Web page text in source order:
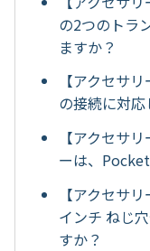
の2つのトラ
ますか？
【アクセサ
の接続に対応
【アクセサ
ーは、
【アクセサ
インチ ねじ
すか？